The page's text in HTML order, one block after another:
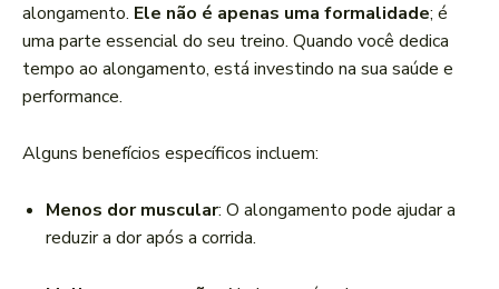
alongamento. Ele não é apenas uma formalidade; é
uma parte essencial do seu treino. Quando você dedica
tempo ao alongamento, está investindo na sua saúde e
performance.
Alguns benefícios específicos incluem:
Menos dor muscular: O alongamento pode ajudar a
reduzir a dor após a corrida.